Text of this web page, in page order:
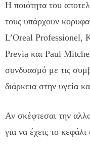
Η ποιότητα του
τους υπάρχουν
L’Oreal Professionel,
Previa και Paul
συνδυασμό με τις
διάρκεια στην υγεία
Αν σκέφτεσαι την
για να έχεις το